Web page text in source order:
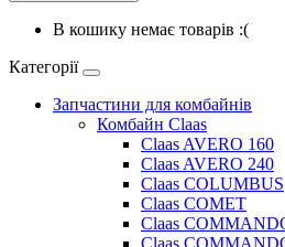
В кошику немає товарів :(
Категорії
Запчастини для комбайнів
Комбайн Claas
Claas AVERO 160
Claas AVERO 240
Claas COLUMBUS
Claas COMET
Claas
Claas